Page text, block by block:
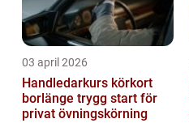
03 april 2026
Handledarkurs körkort
borlänge trygg start för
privat övningskörning